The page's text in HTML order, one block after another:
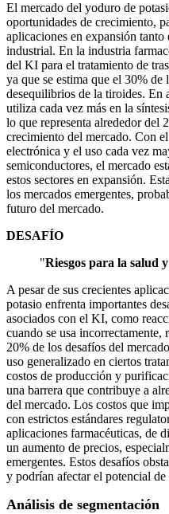
El mercado del yoduro de
oportunidades de crecimiento,
aplicaciones en expansión
industrial. En la industria
del KI para el tratamiento de
ya que se estima que el 30%
desequilibrios de la tiroides. En
utiliza cada vez más en la
lo que representa alrededor del
crecimiento del mercado. Con
electrónica y el uso cada vez
semiconductores, el mercado
estos sectores en expansión.
los mercados emergentes,
futuro del mercado.
DESAFÍO
"Riesgos para la salud
A pesar de sus crecientes
potasio enfrenta importantes
asociados con el KI, como
cuando se usa incorrectamente,
20% de los desafíos del
uso generalizado en ciertos
costos de producción y
una barrera que contribuye a
del mercado. Los costos que
con estrictos estándares
aplicaciones farmacéuticas, de
un aumento de precios,
emergentes. Estos desafíos
y podrían afectar el potencial
Análisis de segmentación